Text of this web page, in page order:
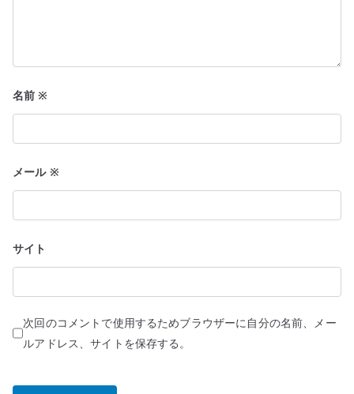
名前※
メール ※
サイト
次回のコメントで使用するためブラウザーに自分の名前、メー
ルアドレス、サイトを保存する。